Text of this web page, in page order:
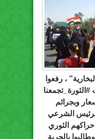
، رفعوا
‫#‏الثورة_تجمعنا‬
وبجرائم
الشرعي
حراكهم الثوري
بالحرية